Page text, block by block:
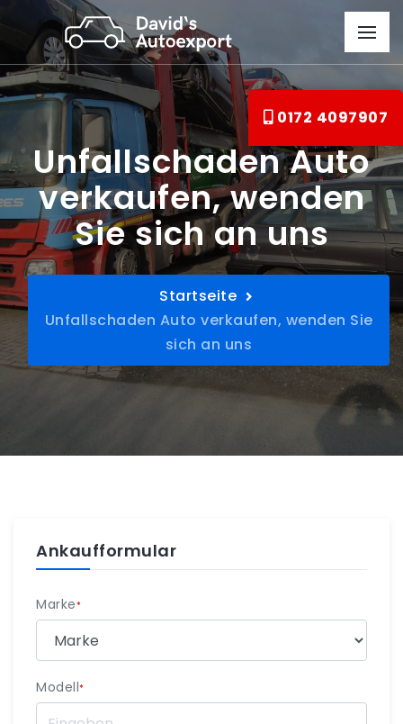
0172 4097907
Unfallschaden Auto
verkaufen, wenden
Sie sich an uns
Startseite
Unfallschaden Auto verkaufen, wenden Sie
sich an uns
Ankaufformular
Marke*
Modell*